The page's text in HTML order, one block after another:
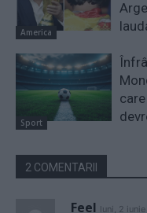
America
Sport
2 COMENTARII
Feel luni, 2